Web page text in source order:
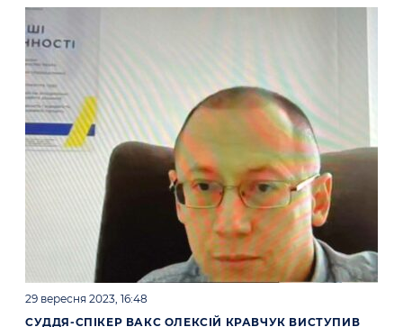
29 вересня 2023, 16:48
СУДДЯ-СПІКЕР ВАКС ОЛЕКСІЙ КРАВЧУК ВИСТУПИВ